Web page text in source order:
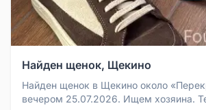
Найден щенок, Щекино
Найден щенок в Щекино около
вечером 25.07.2026. Ищем хозяина.